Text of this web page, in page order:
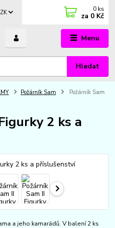
Menu
Hledat
0 ks
za 0 Kč
Požárník Sam
Požárník Sam
2 ks a
a jeho kamarádů. V balení 2 ks